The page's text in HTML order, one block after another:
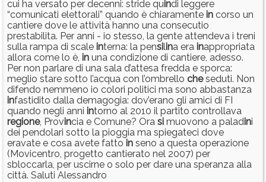
cui ha versato per decenni: stride quindi leggere
“comunicati elettorali” quando è chiaramente in corso un
cantiere dove le attività hanno una consecutio
prestabilita. Per anni - io stesso, la gente attendeva i treni
sulla rampa di scale interna: la pensilina era inappropriata
allora come lo è, in una condizione di cantiere, adesso.
Per non parlare di una sala d’attesa fredda e sporca:
meglio stare sotto l’acqua con l’ombrello cheseduti. Non
difendo nemmeno io colori politici ma sono abbastanza
infastidito dalla demagogia: dov’erano gli amici di FI
quando negli anni intorno al 2010 il partito controllava
regione, Provincia e Comune? Ora si muovono a paladini
dei pendolari sotto la pioggia ma spiegateci dove
eravate e cosa avete fatto in seno a questa operazione
(Movicentro, progetto cantierato nel 2007) per
sbloccarla, per uscirne o solo per dare una speranza alla
città. Saluti Alessandro